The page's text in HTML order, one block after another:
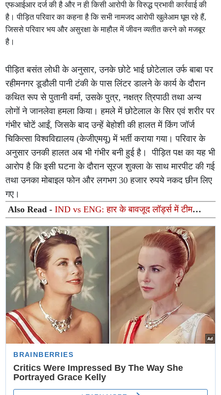
एफआईआर दर्ज की है और न ही किसी आरोपी के विरुद्ध प्रभावी कार्रवाई की
है। पीड़ित परिवार का कहना है कि सभी नामजद आरोपी खुलेआम घूम रहे हैं,
जिससे परिवार भय और असुरक्षा के माहौल में जीवन व्यतीत करने को मजबूर
है।
पीड़ित बसंत लोधी के अनुसार, उनके छोटे भाई छोटेलाल उर्फ बाबा पर
रहीमनगर डूडौली पानी टंकी के पास लिंटर डालने के कार्य के दौरान
कथित रूप से पुतानी वर्मा, उसके पुत्र, नक्षत्र त्रिपाठी तथा अन्य
लोगों ने जानलेवा हमला किया। हमले में छोटेलाल के सिर एवं शरीर पर
गंभीर चोटें आईं, जिसके बाद उन्हें बेहोशी की हालत में किंग जॉर्ज
चिकित्सा विश्वविद्यालय (केजीएमयू) में भर्ती कराया गया। परिवार के
अनुसार उनकी हालत अब भी गंभीर बनी हुई है। पीड़ित पक्ष का यह भी
आरोप है कि इसी घटना के दौरान सूरज शुक्ला के साथ मारपीट की गई
तथा उनका मोबाइल फोन और लगभग 30 हजार रुपये नकद छीन लिए
गए।
Also Read -IND vs ENG: हार के बावजूद लॉर्ड्स में टीम
इंडिया ने रचा इतिहास, टूट गए सालों पुराने महा-रिकॉर्ड